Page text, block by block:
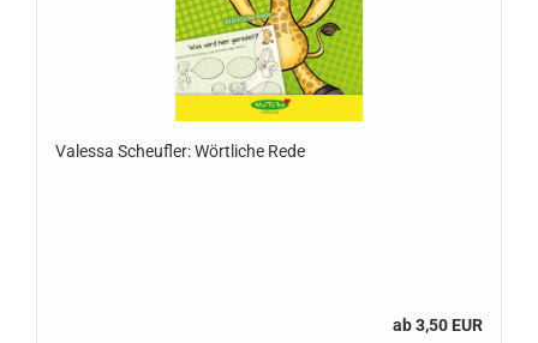
Valessa Scheufler: Wörtliche Rede
ab 3,50 EUR